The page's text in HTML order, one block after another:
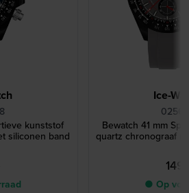
kunststof
siliconen band
Ice-
Bewatch 41 mm
quartz chronograaf
149,-
● Op